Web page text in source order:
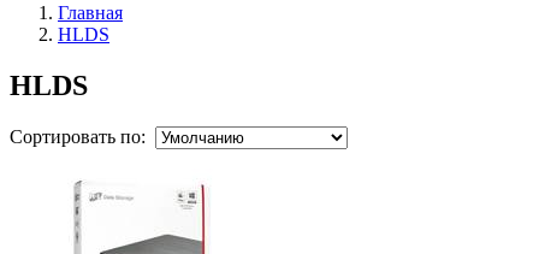
Главная
HLDS
HLDS
Сортировать по: